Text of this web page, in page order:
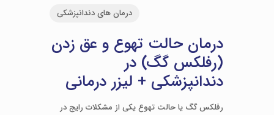
درمان های دندانپزشکی
درمان حالت تهوع و عق زدن
(رفلکس گگ) در
دندانپزشکی + لیزر درمانی
رفلکس گگ یا حالت تهوع یکی از مشکلات رایج در